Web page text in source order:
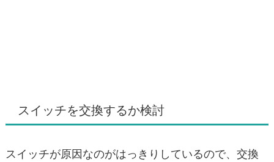
スイッチを交換するか検討
スイッチが原因なのがはっきりしているので、交換